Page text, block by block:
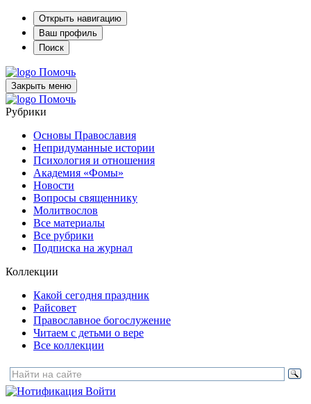
Открыть навигацию
Ваш профиль
Поиск
Помочь
Закрыть меню
Помочь
Рубрики
Основы Православия
Непридуманные истории
Психология и отношения
Академия «Фомы»
Новости
Вопросы священнику
Молитвослов
Все материалы
Все рубрики
Подписка на журнал
Коллекции
Какой сегодня праздник
Райсовет
Православное богослужение
Читаем с детьми о вере
Все коллекции
Войти